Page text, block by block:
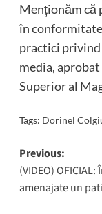
Menționăm că
în conformitate
practici privind
media,
Superior al
Tags: Dorinel
Post
Previous:
(VIDEO)
amenajate un